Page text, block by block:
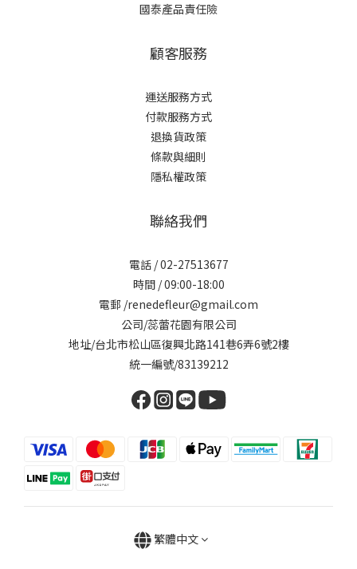
國泰產品責任險
顧客服務
運送服務方式
付款服務方式
退換貨政策
條款與細則
隱私權政策
聯絡我們
電話 / 02-27513677
時間 / 09:00-18:00
電郵 /renedefleur@gmail.com
公司/蕊蕾花園有限公司
地址/台北市松山區復興北路141巷6弄6號2樓
統一編號/83139212
繁體中文